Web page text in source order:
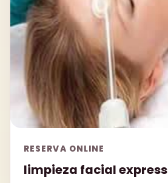
RESERVA ONLINE
limpieza facial express